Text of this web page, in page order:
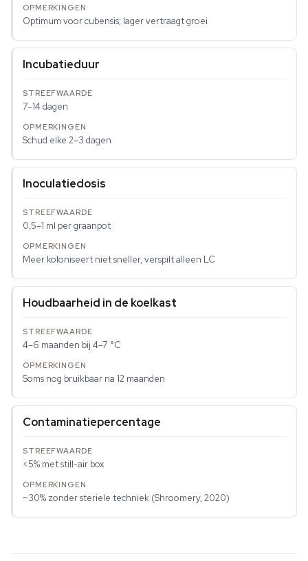
Optimum voor cubensis; lager vertraagt groei
Incubatieduur
7–14 dagen
Schud elke 2–3 dagen
Inoculatiedosis
0,5–1 ml per graanpot
Meer koloniseert niet sneller, verspilt alleen LC
Houdbaarheid in de koelkast
4–6 maanden bij 4–7 °C
Soms nog bruikbaar na 12 maanden
Contaminatiepercentage
<5% met still-air box
~30% zonder steriele techniek (Shroomery, 2020)